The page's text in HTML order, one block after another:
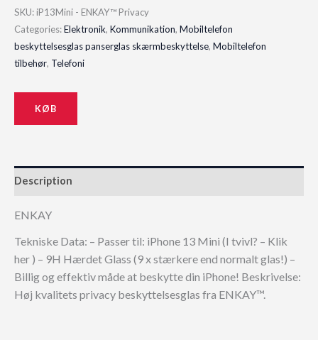
SKU: iP13Mini - ENKAY™ Privacy
Categories:Elektronik, Kommunikation, Mobiltelefon
beskyttelsesglas panserglas skærmbeskyttelse, Mobiltelefon
tilbehør, Telefoni
KØB
Description
ENKAY
Tekniske Data: – Passer til: iPhone 13 Mini (I tvivl? – Klik
her ) – 9H Hærdet Glass (9 x stærkere end normalt glas!) –
Billig og effektiv måde at beskytte din iPhone! Beskrivelse:
Høj kvalitets privacy beskyttelsesglas fra ENKAY™.